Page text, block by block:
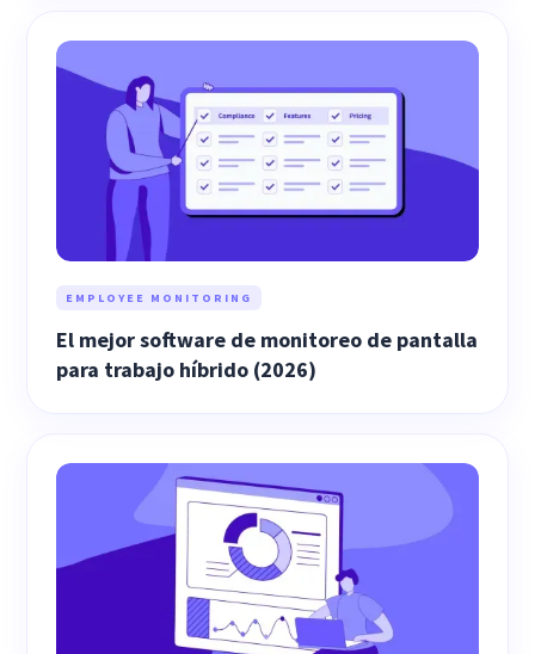
EMPLOYEE MONITORING
El mejor software de monitoreo de pantalla
para trabajo híbrido (2026)